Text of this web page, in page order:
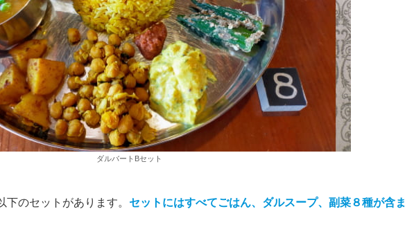
ダルバートBセット
下のセットがあります。 セットにはすべてごはん、ダルスープ、副菜８種が含ま